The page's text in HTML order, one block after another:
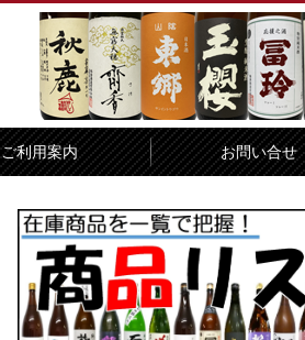
ご利用案内 お問い合せ